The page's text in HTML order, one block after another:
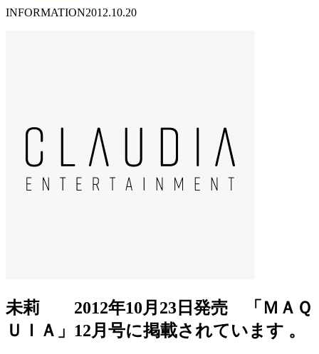
INFORMATION2012.10.20
未莉 2012年10月23日発売 「ＭＡＱ
ＵＩＡ」12月号に掲載されています 。